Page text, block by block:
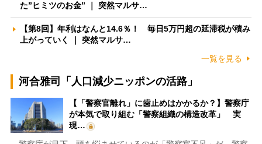
た”ヒミツのお金” ｜ 突然マルサ…
【第8回】年利はなんと14.6％！ 毎日5万円超の延滞税が積み
上がっていく ｜ 突然マルサ…
一覧を見る
河合雅司「人口減少ニッポンの活路」
【「警察官離れ」に歯止めはかかるか？】警察庁
が本気で取り組む「警察組織の構造改革」 実
現…